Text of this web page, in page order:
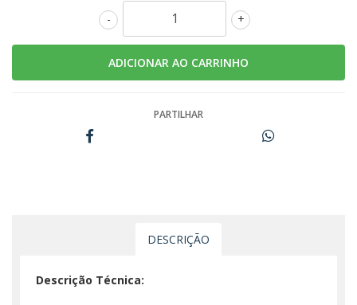
+
-
PARTILHAR
DESCRIÇÃO
Descrição Técnica: